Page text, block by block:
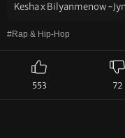
Kesha x Bilyanmenow -
#Rap & Hip-Hop
553 72